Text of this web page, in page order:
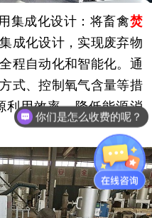
集成化设计：将畜禽焚
成化设计，实现废弃物
程自动化和智能化。通
式、控制氧气含量等措
利用效率，降低能源消
你们是怎么收费的呢？